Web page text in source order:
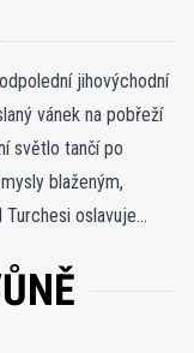
jihovýchodní
vánek na pobřeží
světlo tančí po
blaženým,
oslavuje
květin, sluncem
hojnosti přírody. Luca